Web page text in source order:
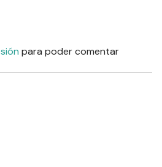
para poder comentar